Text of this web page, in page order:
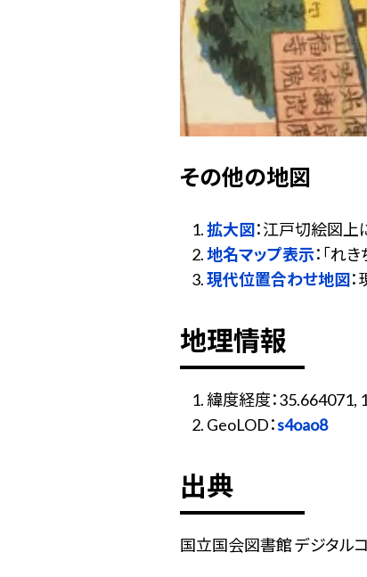
その他の地図
拡大図：江戸切絵図上
地名マップ表示：「れ
現代位置合わせ地図
地理情報
緯度経度：35.664071,
GeoLOD：s4oao8
出典
国立国会図書館 デジタルコ